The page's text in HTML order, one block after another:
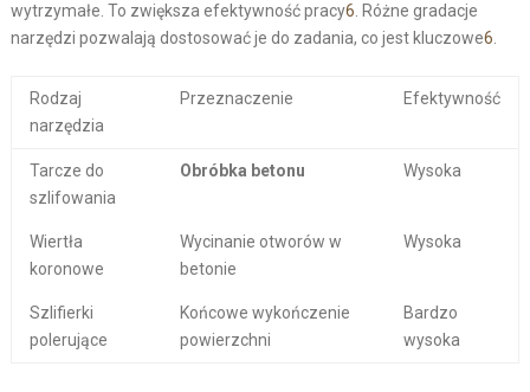
wytrzymałe. To zwiększa efektywność pracy6. Różne gradacje
narzędzi pozwalają dostosować je do zadania, co jest kluczowe6.
Rodzaj
narzędzia
Przeznaczenie Efektywność
Tarcze do
szlifowania
Obróbka betonu Wysoka
Wiertła
koronowe
Wycinanie otworów w
betonie
Wysoka
Szlifierki
polerujące
Końcowe wykończenie
powierzchni
Bardzo
wysoka